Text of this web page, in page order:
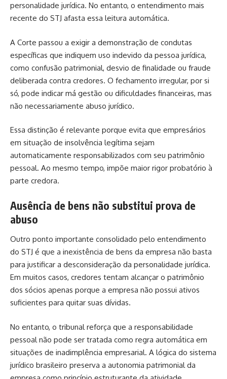
personalidade jurídica. No entanto, o entendimento mais
recente do STJ afasta essa leitura automática.
A Corte passou a exigir a demonstração de condutas
específicas que indiquem uso indevido da pessoa jurídica,
como confusão patrimonial, desvio de finalidade ou fraude
deliberada contra credores. O fechamento irregular, por si
só, pode indicar má gestão ou dificuldades financeiras, mas
não necessariamente abuso jurídico.
Essa distinção é relevante porque evita que empresários
em situação de insolvência legítima sejam
automaticamente responsabilizados com seu patrimônio
pessoal. Ao mesmo tempo, impõe maior rigor probatório à
parte credora.
Ausência de bens não substitui prova de
abuso
Outro ponto importante consolidado pelo entendimento
do STJ é que a inexistência de bens da empresa não basta
para justificar a desconsideração da personalidade jurídica.
Em muitos casos, credores tentam alcançar o patrimônio
dos sócios apenas porque a empresa não possui ativos
suficientes para quitar suas dívidas.
No entanto, o tribunal reforça que a responsabilidade
pessoal não pode ser tratada como regra automática em
situações de inadimplência empresarial. A lógica do sistema
jurídico brasileiro preserva a autonomia patrimonial da